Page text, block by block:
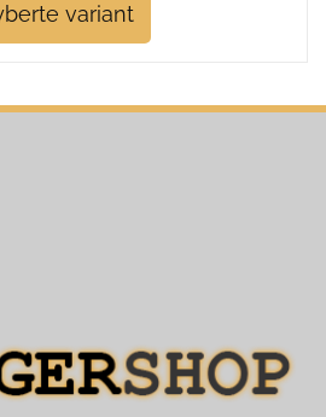
variant